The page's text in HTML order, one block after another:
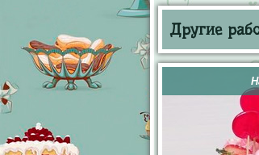
Другие